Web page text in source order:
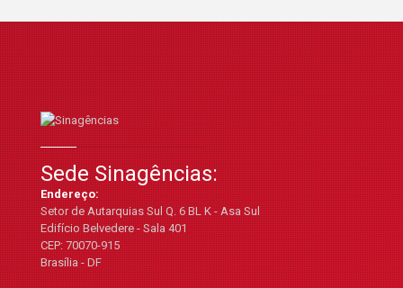
Sede Sinagências:
Endereço:
Setor de Autarquias Sul Q. 6 BL K - Asa Sul
Edifício Belvedere - Sala 401
CEP: 70070-915
Brasília - DF